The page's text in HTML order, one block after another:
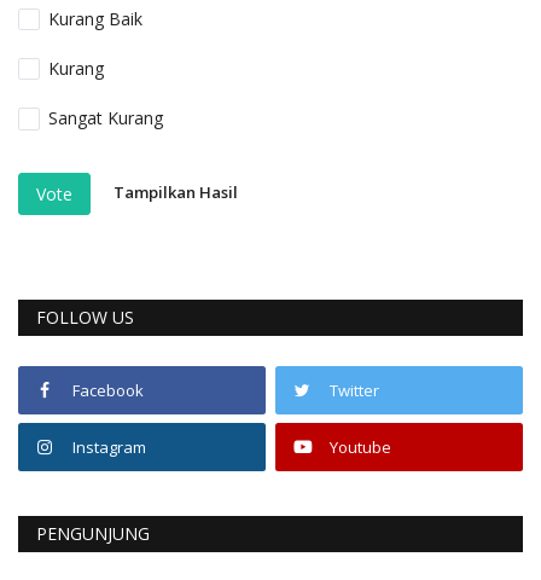
Kurang Baik
Kurang
Sangat Kurang
Vote Tampilkan Hasil
FOLLOW US
Facebook Twitter
Instagram Youtube
PENGUNJUNG